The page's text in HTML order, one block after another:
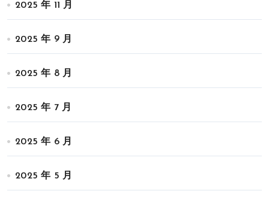
2025 年 11 月
2025 年 9 月
2025 年 8 月
2025 年 7 月
2025 年 6 月
2025 年 5 月